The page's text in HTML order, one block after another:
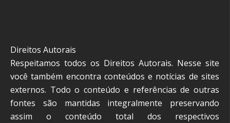
Direitos Autorais
Respeitamos todos os Direitos Autorais. Nesse site
você também encontra conteúdos e notícias de sites
externos. Todo o conteúdo e referências de outras
fontes são mantidas integralmente preservando
assim o conteúdo total dos respectivos